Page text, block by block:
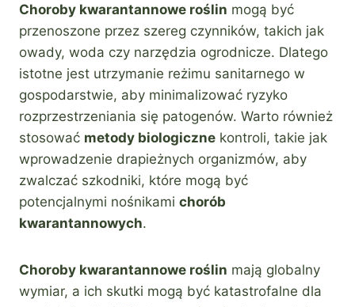
Choroby kwarantannowe roślin mogą być
przenoszone przez szereg czynników, takich jak
owady, woda czy narzędzia ogrodnicze. Dlatego
istotne jest utrzymanie reżimu sanitarnego w
gospodarstwie, aby minimalizować ryzyko
rozprzestrzeniania się patogenów. Warto również
stosować metody biologiczne kontroli, takie jak
wprowadzenie drapieżnych organizmów, aby
zwalczać szkodniki, które mogą być
potencjalnymi nośnikami chorób
kwarantannowych.
Choroby kwarantannowe roślin mają globalny
wymiar, a ich skutki mogą być katastrofalne dla